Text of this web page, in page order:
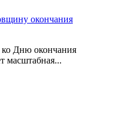
окончания
ко Дню окончания
масштабная...